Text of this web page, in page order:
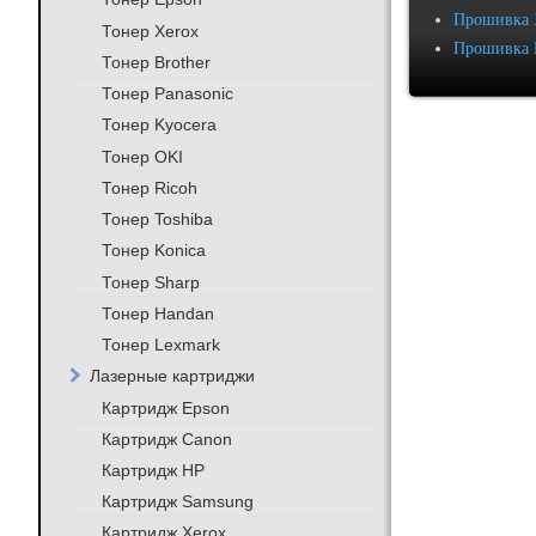
Прошивка
Прошивка
Тонер Xerox
Тонер Brother
Тонер Panasonic
Тонер Kyocera
Тонер OKI
Тонер Ricoh
Тонер Toshiba
Тонер Konica
Тонер Sharp
Тонер Handan
Тонер Lexmark
Лазерные картриджи
Картридж Epson
Картридж Canon
Картридж HP
Картридж Samsung